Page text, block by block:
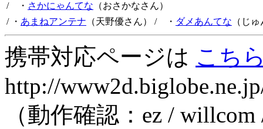
/ ・ さかにゃんてな （おさかなさん）
/ ・ あまねアンテナ （天野優さん） / ・ ダメあんてな （じ
携帯対応ページは こち
http://
（動作確認：ez /